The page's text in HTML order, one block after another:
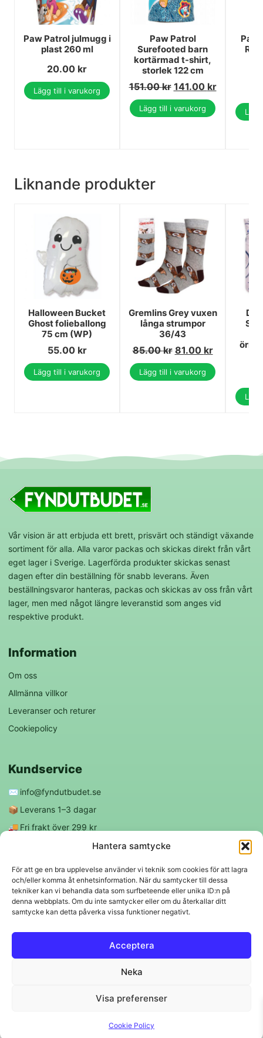
Hantera samtycke
För att ge en bra upplevelse använder vi teknik som cookies för att lagra
och/eller komma åt enhetsinformation. När du samtycker till dessa
tekniker kan vi behandla data som surfbeteende eller unika ID:n på
denna webbplats. Om du inte samtycker eller om du återkallar ditt
samtycke kan detta påverka vissa funktioner negativt.
Acceptera
Neka
Visa preferenser
Cookie Policy
Paw Patrol julmugg i
plast 260 ml
20.00 kr
Lägg till i varukorg
Paw Patrol
Surefooted barn
kortärmad t-shirt,
storlek 122 cm
151.00kr 141.00 kr
Lägg till i varukorg
Paw
Liknande produkter
Halloween Bucket
Ghost folieballong
75 cm (WP)
55.00 kr
Lägg till i varukorg
Gremlins Grey vuxen
långa strumpor
36/43
85.00kr 81.00 kr
Lägg till i varukorg
Vår vision är att erbjuda ett brett, prisvärt och ständigt växande
sortiment för alla. Alla varor packas och skickas direkt från vårt
eget lager i Sverige. Lagerförda produkter skickas senast
dagen efter din beställning för snabb leverans. Även
beställningsvaror hanteras, packas och skickas av oss från vårt
lager, men med något längre leveranstid som anges vid
respektive produkt.
Information
Om oss
Allmänna villkor
Leveranser och returer
Cookiepolicy
Kundservice
✉️ info@fyndutbudet.se
📦 Leverans 1–3 dagar
🚚 Fri frakt över 299 kr
Följ oss
f ◎
Swish
Svenskt lager 🇸🇪 • Snabba leveranser • Trygga köp